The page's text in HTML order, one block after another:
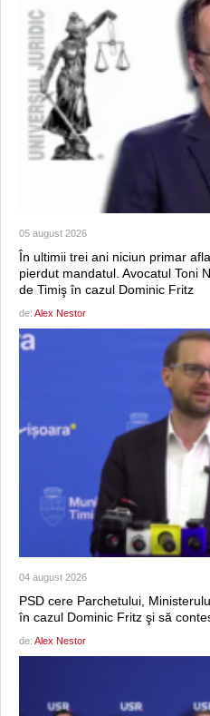
05 august 2026
În ultimii trei ani niciun primar
pierdut mandatul. Avocatul Toni
de Timiş în cazul Dominic Fritz
de: Alex Nestor
04 august 2026
PSD cere Parchetului,
în cazul Dominic Fritz şi să
de: Alex Nestor